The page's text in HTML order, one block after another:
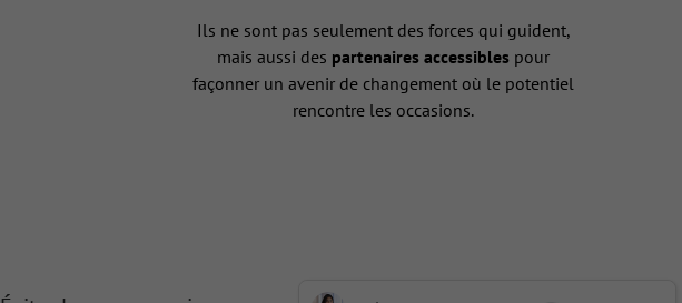
Ils ne sont pas seulement des forces qui guident,
mais aussi des partenaires accessibles pour
façonner un avenir de changement où le potentiel
rencontre les occasions.